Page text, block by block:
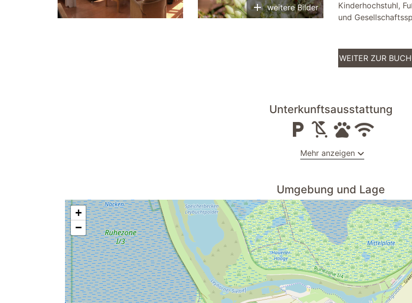
add weitere Bilder
Kinderhochstuhl,
und
WEITER ZUR
Unterkunftsausstattung
Mehr anzeigen
In einer Ferienanlage
Bowling
Fliegengitter
Bügelbrett
Kinderhochstuhl
Heizung
Wischbarer Fußbodenbelag
Waschmaschine
Bügeleisen
Allergikerfreundlich
Reiten
Bargeldlose Zahlung
Wäscheservice gegen
Küche Toaster Geschirr und Besteck
Mikrowelle
Herd
Umgebung und Lage
+
−